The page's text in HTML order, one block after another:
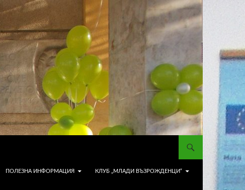
ПОЛЕЗНА ИНФОРМАЦИЯ КЛУБ „МЛАДИ ВЪЗРОЖДЕНЦИ“